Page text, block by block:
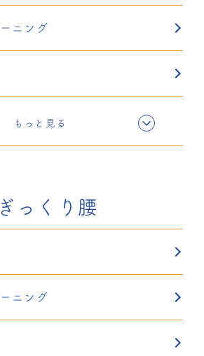
ニング
もっと見る
ぎっくり腰
ニング